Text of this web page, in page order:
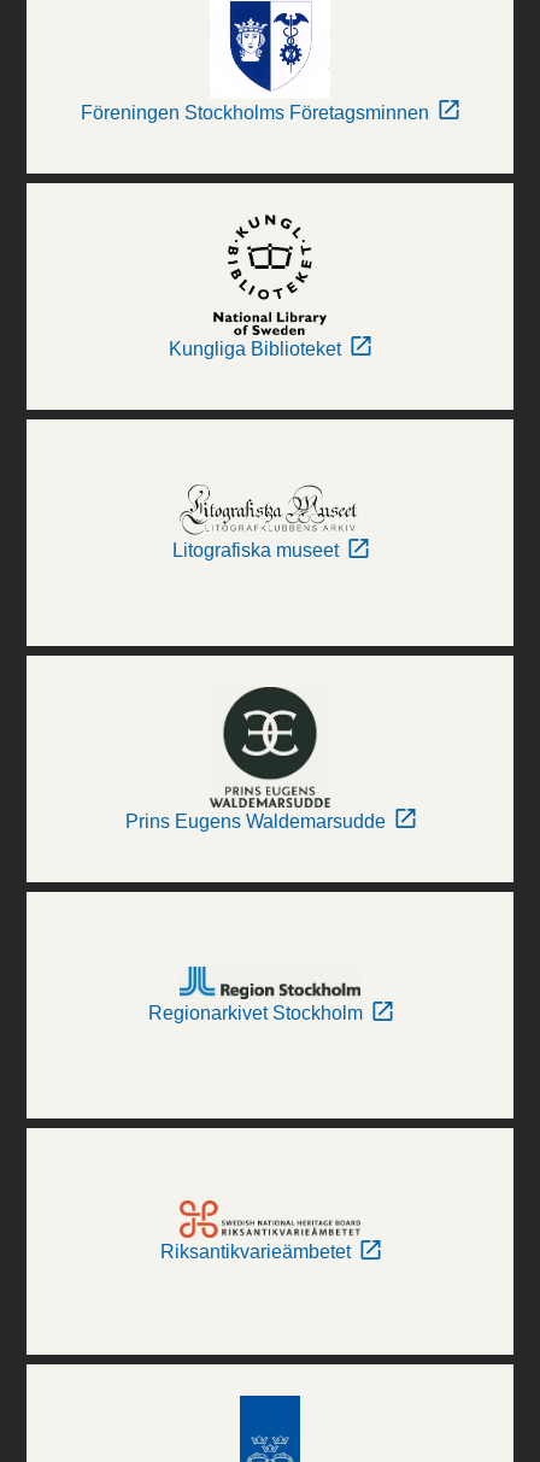
Föreningen Stockholms Företagsminnen
Kungliga Biblioteket
Litografiska museet
Prins Eugens Waldemarsudde
Regionarkivet Stockholm
Riksantikvarieämbetet